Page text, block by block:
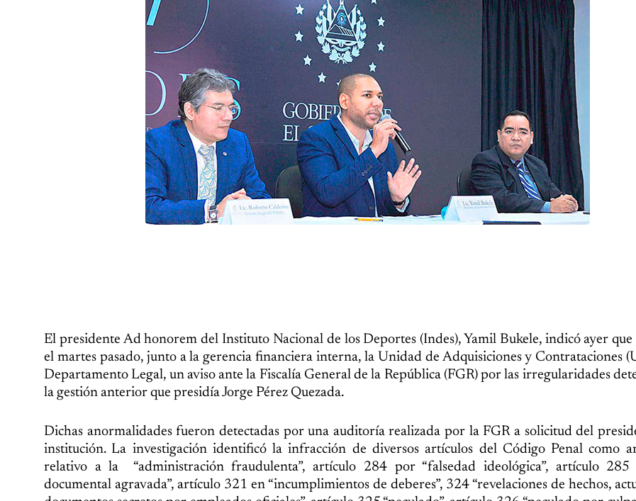
El presidente Ad honorem del Instituto Nacional de los Deportes (Indes), Yamil Bukele, indicó ayer
el martes pasado, junto a la gerencia financiera interna, la Unidad de Adquisiciones y Contrataciones
Departamento Legal, un aviso ante la Fiscalía General de la República (FGR) por las irregularidades
la gestión anterior que presidía Jorge Pérez Quezada.
Dichas anormalidades fueron detectadas por una auditoría realizada por la FGR a solicitud del
institución. La investigación identificó la infracción de diversos artículos del Código Penal como
relativo a la “administración fraudulenta”, artículo 284 por “falsedad ideológica”, artículo 285
documental agravada”, artículo 321 en “incumplimientos de deberes”, 324 “revelaciones de hechos,